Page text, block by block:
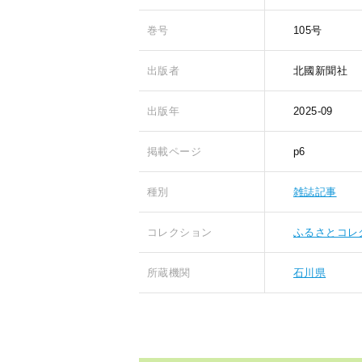
巻号 105号
出版者 北國新聞社
出版年 2025-09
掲載ページ p6
種別 雑誌記事
コレクション ふるさとコレ
所蔵機関 石川県